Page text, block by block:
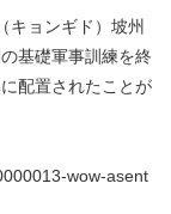
ョンギド）坡州
基礎軍事訓練を終
配置されたことが
wow-asent